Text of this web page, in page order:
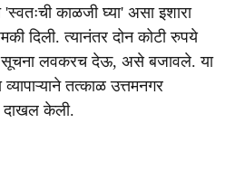
काळजी घ्या' असा इशारा
दिली. त्यानंतर दोन कोटी रुपये
सूचना लवकरच देऊ, असे बजावले. या
तत्काळ उत्तमनगर
दाखल केली.